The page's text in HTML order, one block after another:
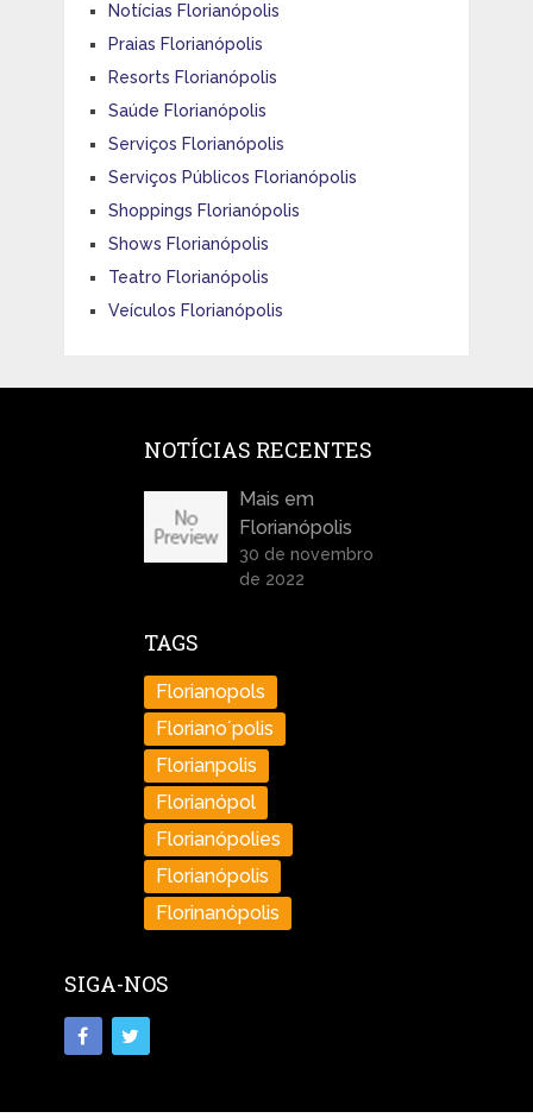
Notícias Florianópolis
Praias Florianópolis
Resorts Florianópolis
Saúde Florianópolis
Serviços Florianópolis
Serviços Públicos Florianópolis
Shoppings Florianópolis
Shows Florianópolis
Teatro Florianópolis
Veículos Florianópolis
NOTÍCIAS RECENTES
Mais em
Florianópolis
30 de novembro
de 2022
TAGS
Florianopols
Floriano´polis
Florianpolis
Florianópol
Florianópolies
Florianópolis
Florinanópolis
SIGA-NOS